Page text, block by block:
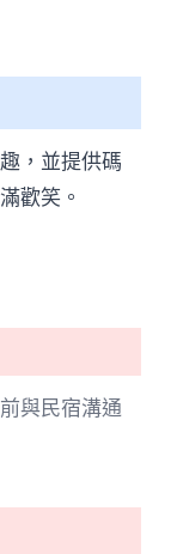
，並提供碼
歡笑。
與民宿溝通